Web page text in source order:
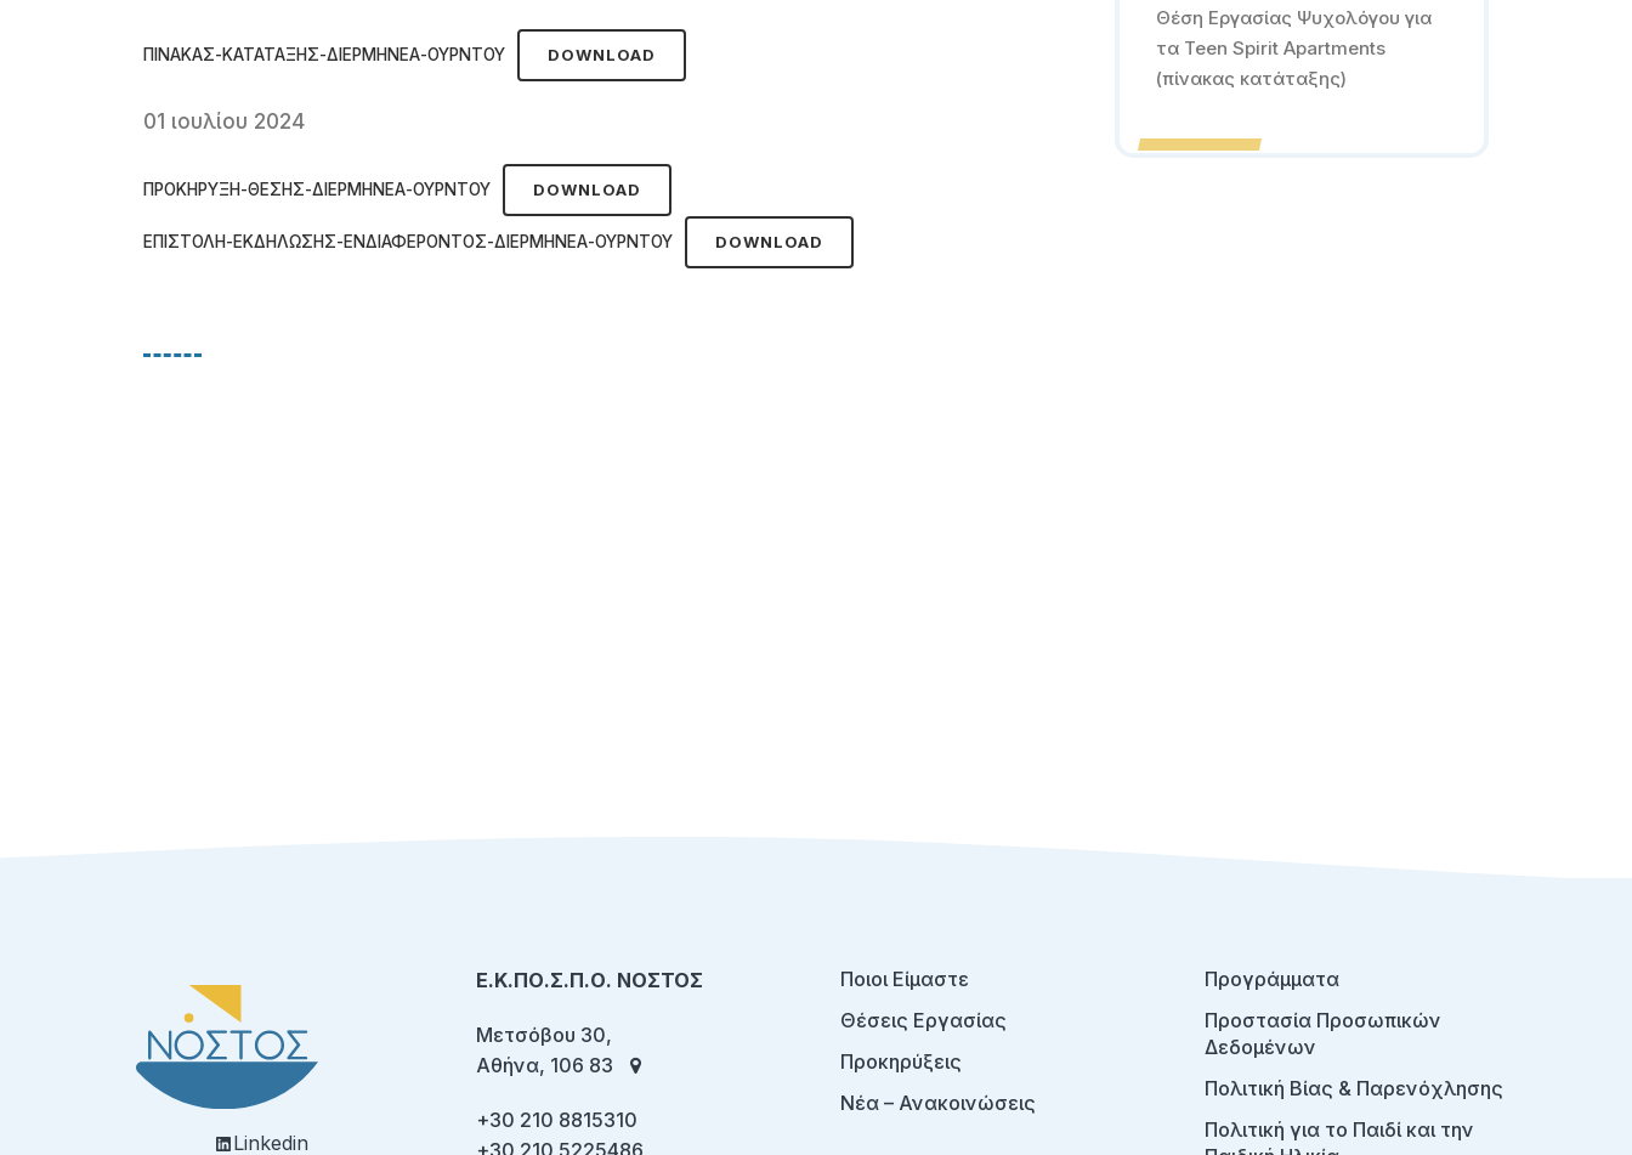
ΠΙΝΑΚΑΣ-ΚΑΤΑΤΑΞΗΣ-ΔΙΕΡΜΗΝΕΑ-ΟΥΡΝΤΟΥ DOWNLOAD
01 ιουλίου 2024
ΠΡΟΚΗΡΥΞΗ-ΘΕΣΗΣ-ΔΙΕΡΜΗΝΕΑ-ΟΥΡΝΤΟΥ DOWNLOAD
ΕΠΙΣΤΟΛΗ-ΕΚΔΗΛΩΣΗΣ-ΕΝΔΙΑΦΕΡΟΝΤΟΣ-ΔΙΕΡΜΗΝΕΑ-ΟΥΡΝΤΟΥ DOWNLOAD
Θέση Εργασίας Ψυχολόγου για
τα Teen Spirit Apartments
(πίνακας κατάταξης)
Linkedin
Ε.Κ.ΠΟ.Σ.Π.Ο. ΝΟΣΤΟΣ
Μετσόβου 30,
Αθήνα, 106 83
+30 210 8815310
+30 210 5225486
Ποιοι Είμαστε
Θέσεις Εργασίας
Προκηρύξεις
Νέα – Ανακοινώσεις
Προγράμματα
Προστασία Προσωπικών
Δεδομένων
Πολιτική Βίας & Παρενόχλησης
Πολιτική για το Παιδί και την